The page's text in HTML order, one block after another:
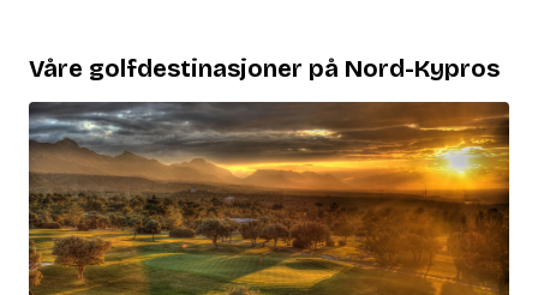
Våre golfdestinasjoner på Nord-Kypros